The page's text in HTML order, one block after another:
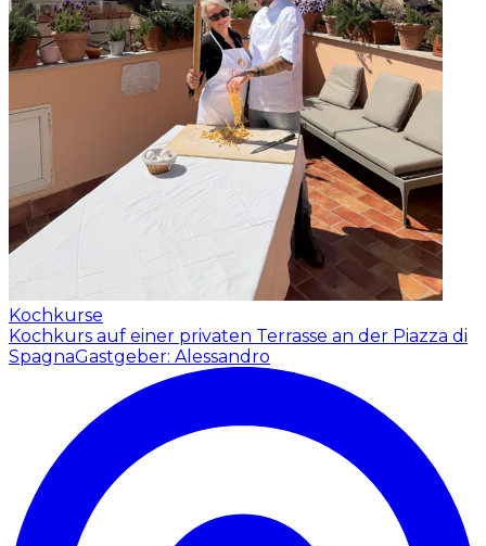
Kochkurse
Kochkurs auf einer privaten Terrasse an der Piazza di
SpagnaGastgeber: Alessandro